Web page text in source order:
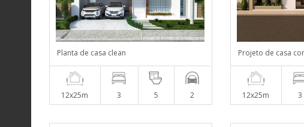
Planta de casa clean
12x25m 3 5 2
Projeto de casa
12x25m 3